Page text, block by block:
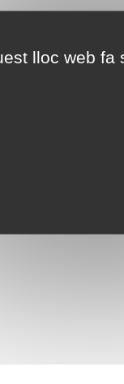
lloc web fa